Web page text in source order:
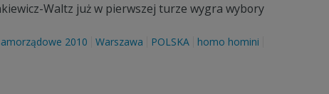
Waltz już w pierwszej turze wygra wybory
2010 Warszawa POLSKA
homo homini